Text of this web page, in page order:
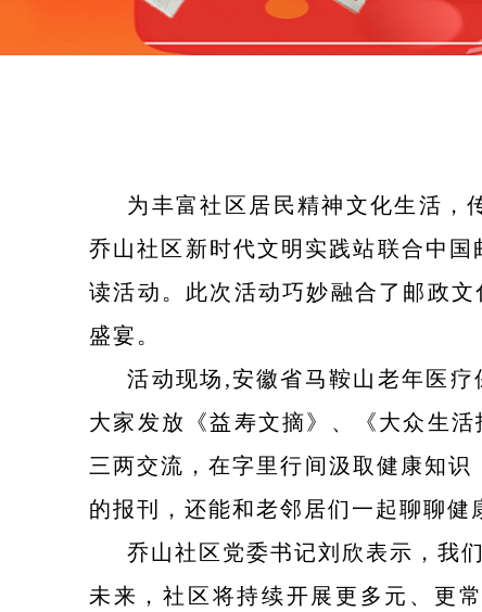
为丰富社区居民精神文化生活，
乔山社区新时代文明实践站联合中
读活动。此次活动巧妙融合了邮政
盛宴。
活动现场,安徽省马鞍山老年医
大家发放《益寿文摘》、《大众生
三两交流，在字里行间汲取健康知
的报刊，还能和老邻居们一起聊聊健
乔山社区党委书记刘欣表示，我
未来，社区将持续开展更多元、更